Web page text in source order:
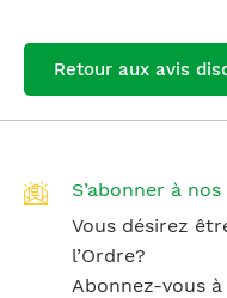
Retour aux avis
S’abonner à
Vous désirez
l’Ordre?
Abonnez-vous